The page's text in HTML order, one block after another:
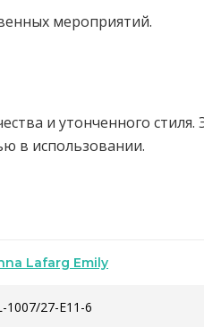
мероприятий.
и утонченного
в использовании.
Lafarg Emily
1007/27-E11-6